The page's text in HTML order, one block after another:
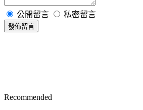
公開留言 私密留言
發佈留言
Recommended